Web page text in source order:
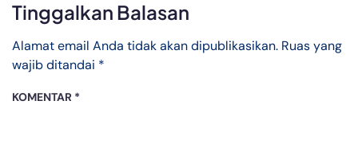
Tinggalkan Balasan
Alamat email Anda tidak akan dipublikasikan. Ruas yang
wajib ditandai *
KOMENTAR *